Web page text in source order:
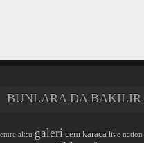
BUNLARA DA BAKILIR
emre aksu galeri cem karaca live nation